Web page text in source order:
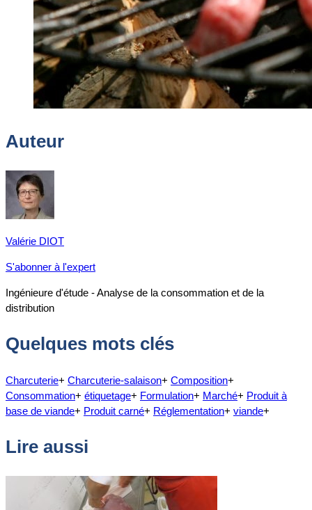
Auteur
Valérie DIOT
S'abonner à l'expert
Ingénieure d'étude - Analyse de la consommation et de la
distribution
Quelques mots clés
Charcuterie+ Charcuterie-salaison+ Composition+
Consommation+ étiquetage+ Formulation+ Marché+ Produit à
base de viande+ Produit carné+ Réglementation+ viande+
Lire aussi